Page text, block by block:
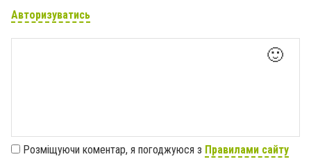
Авторизуватись
🙂
Розміщуючи коментар, я погоджуюся з Правилами сайту